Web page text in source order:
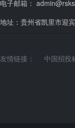
电子邮箱：
地址：贵州省凯里市迎
友情链接： 中国招投